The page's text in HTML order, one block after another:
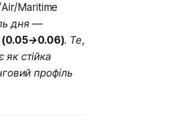
Maritime
дня —
(0.05→0.06). Те,
стійка
профіль